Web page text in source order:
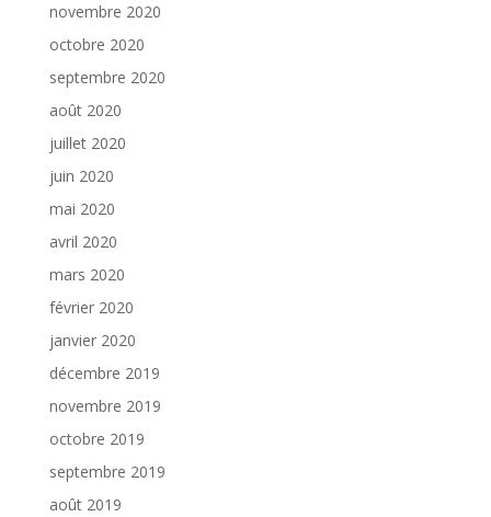
novembre 2020
octobre 2020
septembre 2020
août 2020
juillet 2020
juin 2020
mai 2020
avril 2020
mars 2020
février 2020
janvier 2020
décembre 2019
novembre 2019
octobre 2019
septembre 2019
août 2019